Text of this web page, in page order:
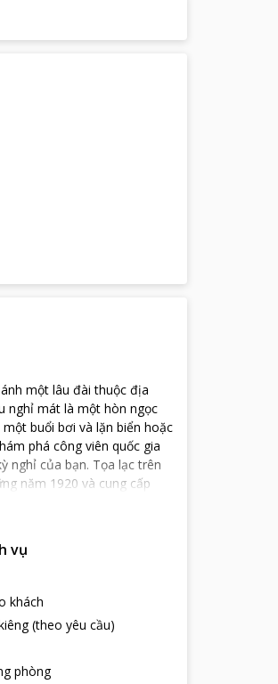
một lâu đài thuộc địa
nghỉ mát là một hòn ngọc
buổi bơi và lặn biển hoặc
phá công viên quốc gia
nghỉ của bạn. Tọa lạc trên
năm 1920 và cung cấp
nước lấp lánh của Vịnh
từ khách sạn sang trọng 5
trên tay hay du khách định
đáp ứng nhu cầu của mọi
vụ
khách
(theo yêu cầu)
phòng